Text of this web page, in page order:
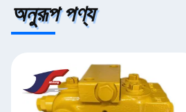
অনুরূপ পণ্য